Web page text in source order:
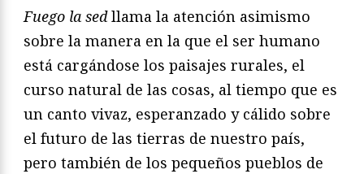
Fuego la sedllama la atención asimismo
sobre la manera en la que el ser humano
está cargándose los paisajes rurales, el
curso natural de las cosas, al tiempo que es
un canto vivaz, esperanzado y cálido sobre
el futuro de las tierras de nuestro país,
pero también de los pequeños pueblos de